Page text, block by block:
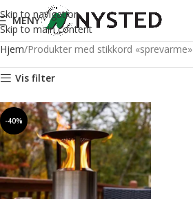
Skip to navigation
Skip to main content
MENY
Hjem Produkter med stikkord «sprevarme»
Vis filter
-40%